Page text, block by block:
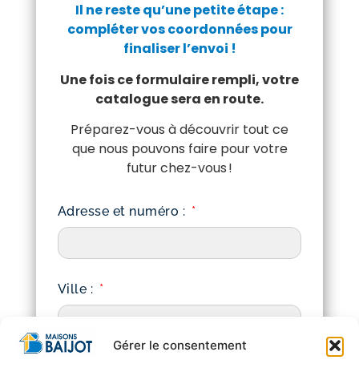
Gérer le consentement
Il ne reste qu’une petite étape :
compléter vos coordonnées pour
finaliser l’envoi !
Une fois ce formulaire rempli, votre
catalogue sera en route.
Préparez-vous à découvrir tout ce
que nous pouvons faire pour votre
futur chez-vous !
Adresse et numéro :
Ville :